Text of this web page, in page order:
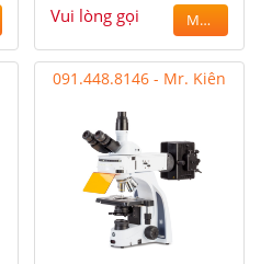
Vui lòng gọi MUA
091.448.8146 - Mr. Kiên